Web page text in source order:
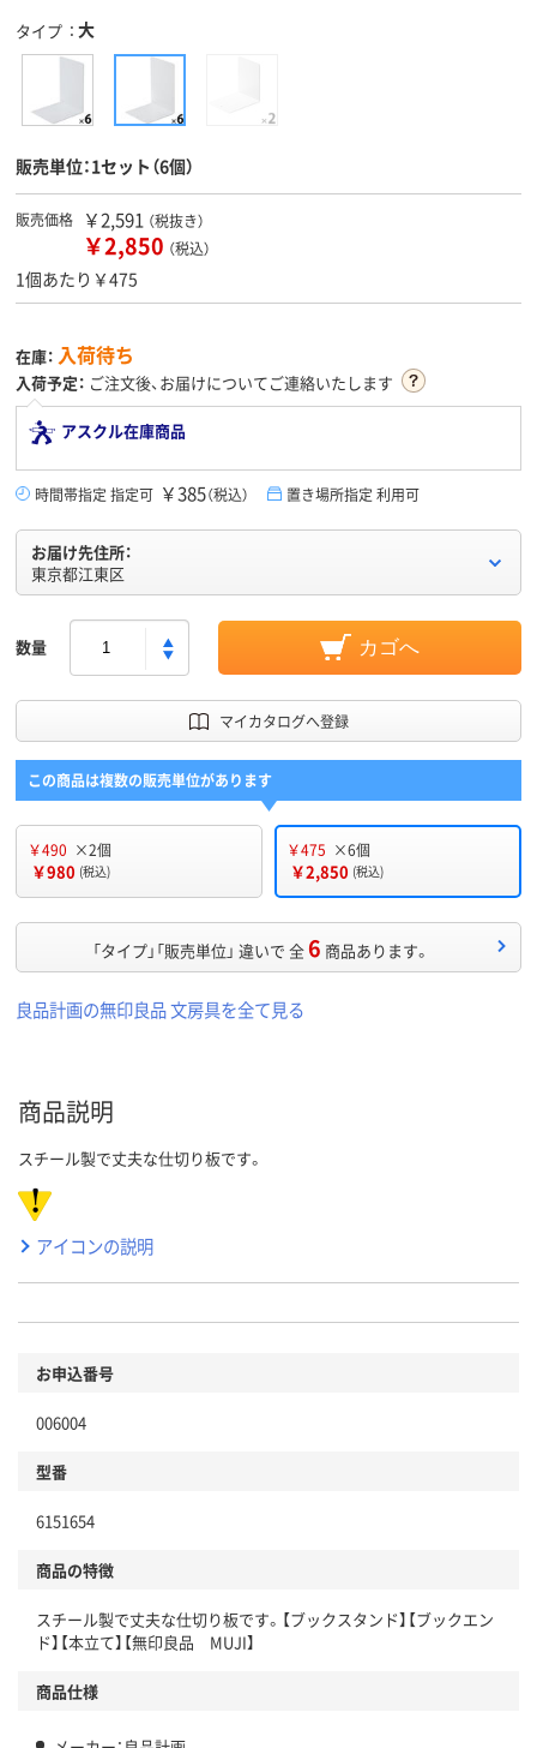
タイプ 大
販売単位：1セット（6個）
販売価格 ￥2,591 （税抜き）
￥2,850 （税込）
1個あたり￥475
在庫： 入荷待ち
入荷予定： ご注文後、お届けについてご連絡いたします
アスクル在庫商品
時間帯指定 指定可 ￥385（税込） 置き場所指定 利用可
お届け先住所：
東京都江東区
数量 カゴへ
マイカタログへ登録
この商品は複数の販売単位があります
￥490 ×2個
￥980 (税込)
￥475 ×6個
￥2,850 (税込)
「タイプ」「販売単位」 違いで 全6 商品あります。
良品計画の無印良品 文房具を全て見る
商品説明
スチール製で丈夫な仕切り板です。
アイコンの説明
お申込番号
006004
型番
6151654
商品の特徴
スチール製で丈夫な仕切り板です。【ブックスタンド】【ブックエン
ド】【本立て】【無印良品 MUJI】
商品仕様